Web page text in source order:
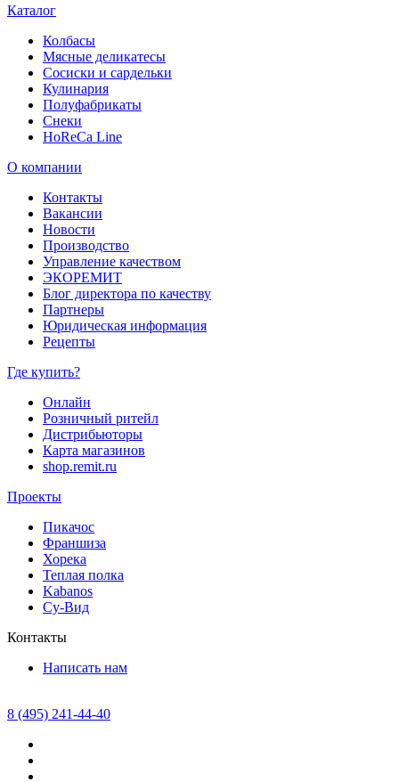
Каталог
Колбасы
Мясные деликатесы
Сосиски и сардельки
Кулинария
Полуфабрикаты
Снеки
HoReCa Line
О компании
Контакты
Вакансии
Новости
Производство
Управление качеством
ЭКОРЕМИТ
Блог директора по качеству
Партнеры
Юридическая информация
Рецепты
Где купить?
Онлайн
Розничный ритейл
Дистрибьюторы
Карта магазинов
shop.remit.ru
Проекты
Пикачос
Франшиза
Хорека
Теплая полка
Kabanos
Су-Вид
Контакты
Написать нам
8 (495) 241-44-40